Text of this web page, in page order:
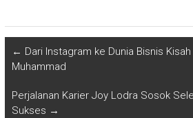
← Dari Instagram ke Dunia Bisnis
Muhammad
Perjalanan Karier Joy Lodra Sosok
Sukses →